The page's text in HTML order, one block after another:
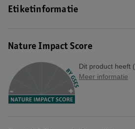
Etiketinformatie
Nature Impact Score
Dit product heeft
Meer informatie